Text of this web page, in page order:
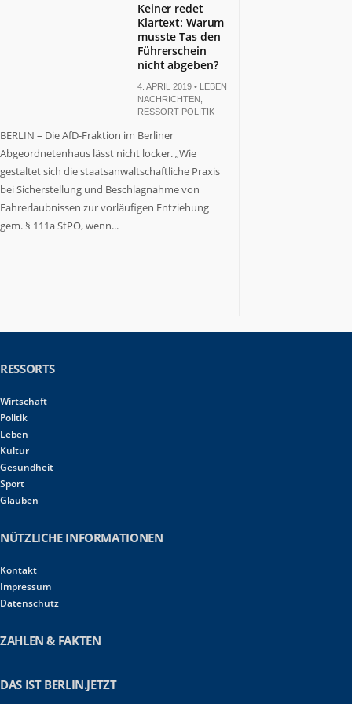
Keiner redet
Klartext: Warum
musste Tas den
Führerschein
nicht abgeben?
4. APRIL 2019 • LEBEN
NACHRICHTEN
RESSORT POLITIK
BERLIN – Die AfD-Fraktion im Berliner
Abgeordnetenhaus lässt nicht locker. „Wie
gestaltet sich die staatsanwaltschaftliche Praxis
bei Sicherstellung und Beschlagnahme von
Fahrerlaubnissen zur vorläufigen Entziehung
gem. § 111a StPO, wenn...
RESSORTS
Wirtschaft
Politik
Leben
Kultur
Gesundheit
Sport
Glauben
NÜTZLICHE INFORMATIONEN
Kontakt
Impressum
Datenschutz
ZAHLEN & FAKTEN
DAS IST BERLIN.JETZT